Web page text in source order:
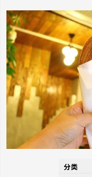
分类